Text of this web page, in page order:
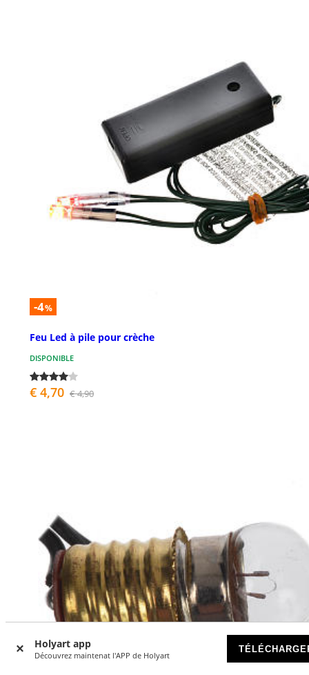
Holyart app
Découvrez maintenat l'APP de Holyart
-4%
Feu Led à pile pour crèche
DISPONIBLE
€ 4,70 € 4,90